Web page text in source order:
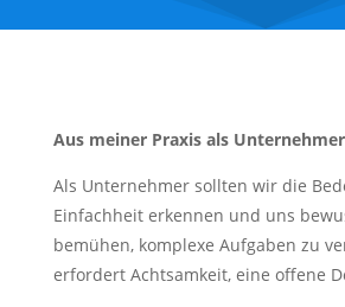
Aus meiner Praxis als
Als Unternehmer sollten wir die
Einfachheit erkennen und uns
bemühen, komplexe Aufgaben zu
erfordert Achtsamkeit, eine offene